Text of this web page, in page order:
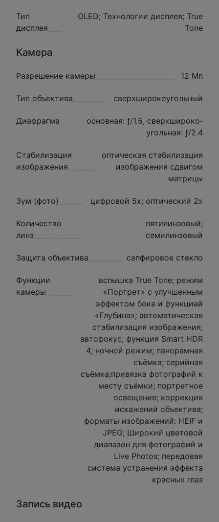
Тип
дисплея
OLED; Технологии дисплея; True
Tone
Камера
Разрешение камеры 12 Мп
Тип объектива сверхширокоугольный
Диафрагма
основная: ƒ/1.5, сверхшироко­
угольная: ƒ/2.4
Стабилизация
изображения
оптическая стабилизация
изображения сдвигом
матрицы
Зум (фото) цифровой 5x; оптический 2x
Количество
линз
пятилинзовый;
семилинзовый
Защита объектива сапфировое стекло
Функции
камеры
вспышка True Tone; режим
«Портрет» с улучшенным
эффектом боке и функцией
«Глубина»; автоматическая
стабилизация изображения;
автофокус; функция Smart HDR
4; ночной режим; панорамная
съёмка; серийная
съëмка;привязка фотографий к
месту съёмки; портретное
освещение; коррекция
искажений объектива;
форматы изображений: HEIF и
JPEG; Широкий цветовой
диапазон для фотографий и
Live Photos; передовая
система устранения эффекта
красных глаз
Запись видео